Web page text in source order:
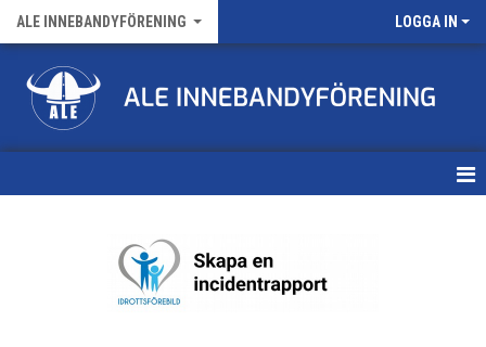
ALE INNEBANDYFÖRENING LOGGA IN
FÖRENINGENS MATCHER